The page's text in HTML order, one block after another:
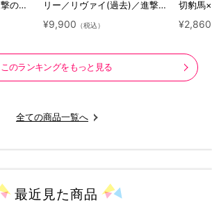
の巨
リー／リヴァイ(過去)／進撃の
巨人 10 Years Journey
¥9,900 （税込）
切豹馬
ロック
¥2,860
このランキングをもっと見る
全ての商品一覧へ
最近見た商品